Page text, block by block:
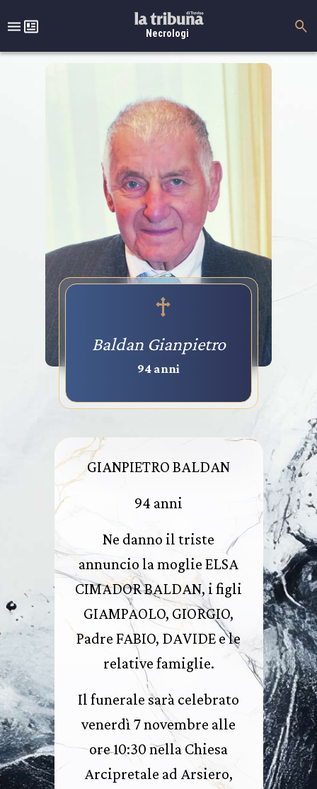
Necrologi
Baldan Gianpietro
94 anni
GIANPIETRO BALDAN
94 anni
Ne danno il triste
annuncio la moglie ELSA
CIMADOR BALDAN, i figli
GIAMPAOLO, GIORGIO,
Padre FABIO, DAVIDE e le
relative famiglie.
Il funerale sarà celebrato
venerdì 7 novembre alle
ore 10:30 nella Chiesa
Arcipretale ad Arsiero,